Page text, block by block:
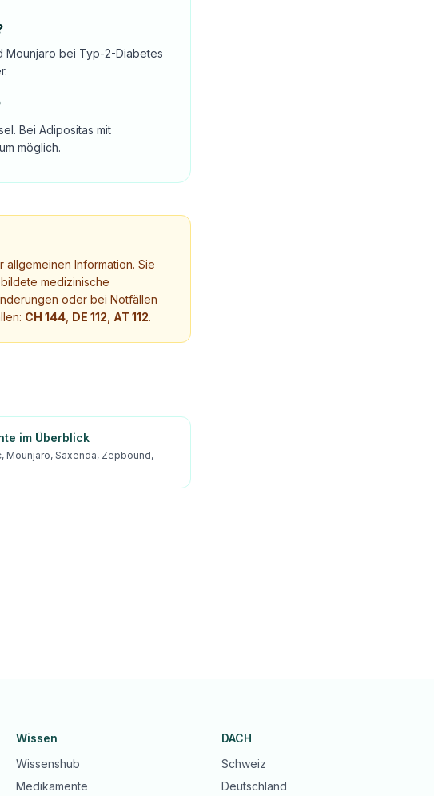
Mounjaro bei Typ-2-Diabetes
Bei Adipositas mit
möglich.
Information. Sie
medizinische
oder bei Notfällen
CH 144 DE 112 AT 112.
im Überblick
Mounjaro, Saxenda, Zepbound,
Wissen
Wissenshub
Medikamente
DACH
Schweiz
Deutschland